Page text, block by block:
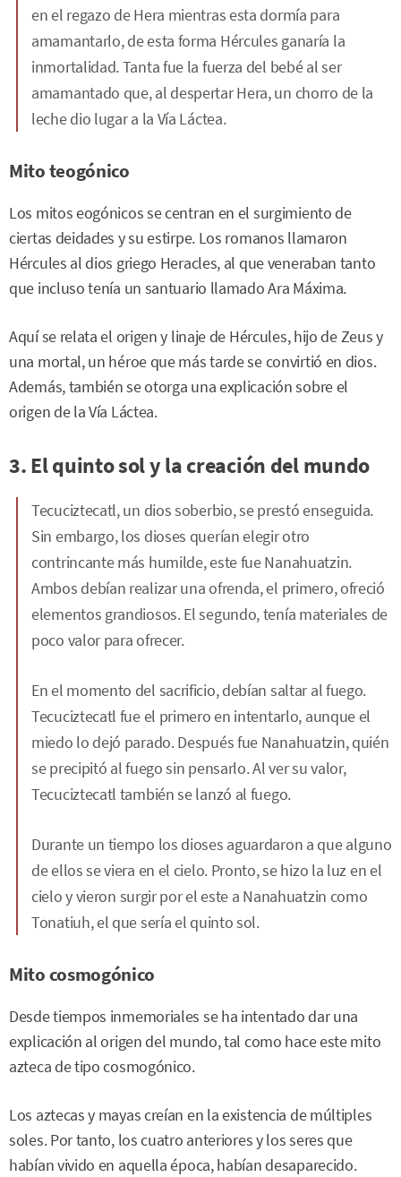
en el regazo de Hera mientras esta dormía para
amamantarlo, de esta forma Hércules ganaría la
inmortalidad. Tanta fue la fuerza del bebé al ser
amamantado que, al despertar Hera, un chorro de la
leche dio lugar a la Vía Láctea.
Mito teogónico
Los mitos eogónicos se centran en el surgimiento de
ciertas deidades y su estirpe. Los romanos llamaron
Hércules al dios griego Heracles, al que veneraban tanto
que incluso tenía un santuario llamado Ara Máxima.
Aquí se relata el origen y linaje de Hércules, hijo de Zeus y
una mortal, un héroe que más tarde se convirtió en dios.
Además, también se otorga una explicación sobre el
origen de la Vía Láctea.
3. El quinto sol y la creación del mundo
Tecuciztecatl, un dios soberbio, se prestó enseguida.
Sin embargo, los dioses querían elegir otro
contrincante más humilde, este fue Nanahuatzin.
Ambos debían realizar una ofrenda, el primero, ofreció
elementos grandiosos. El segundo, tenía materiales de
poco valor para ofrecer.
En el momento del sacrificio, debían saltar al fuego.
Tecuciztecatl fue el primero en intentarlo, aunque el
miedo lo dejó parado. Después fue Nanahuatzin, quién
se precipitó al fuego sin pensarlo. Al ver su valor,
Tecuciztecatl también se lanzó al fuego.
Durante un tiempo los dioses aguardaron a que alguno
de ellos se viera en el cielo. Pronto, se hizo la luz en el
cielo y vieron surgir por el este a Nanahuatzin como
Tonatiuh, el que sería el quinto sol.
Mito cosmogónico
Desde tiempos inmemoriales se ha intentado dar una
explicación al origen del mundo, tal como hace este mito
azteca de tipo cosmogónico.
Los aztecas y mayas creían en la existencia de múltiples
soles. Por tanto, los cuatro anteriores y los seres que
habían vivido en aquella época, habían desaparecido.